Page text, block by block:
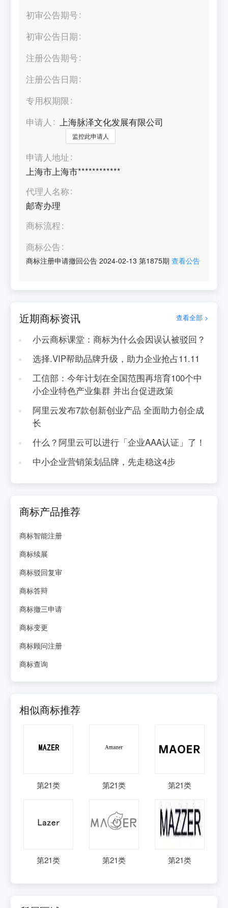
初审公告期号
初审公告日期
注册公告期号
注册公告日期
专用权期限
申请人
上海脉泽文化发展有限公司
监控此申请人
申请人地址
上海市上海市************
代理人名称
邮寄办理
商标流程
商标公告
商标注册申请撤回公告 2024-02-13 第1875期 查看公告
近期商标资讯 查看全部 >
小云商标课堂：商标为什么会因误认被驳回？
选择.VIP帮助品牌升级，助力企业抢占11.11
工信部：今年计划在全国范围再培育100个中
小企业特色产业集群 并出台促进政策
阿里云发布7款创新创业产品 全面助力创企成
长
什么？阿里云可以进行「企业AAA认证」了！
中小企业营销策划品牌，先走稳这4步
商标产品推荐
商标智能注册
商标续展
商标驳回复审
商标答辩
商标撤三申请
商标变更
商标顾问注册
商标查询
相似商标推荐
第21类 第21类 第21类
第21类 第21类 第21类